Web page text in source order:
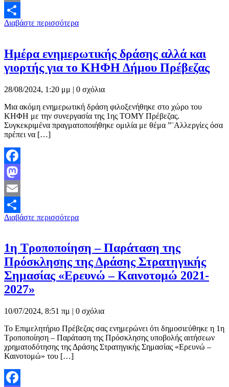
Email
Μοιραστείτε
Διαβάστε περισσότερα
Ημέρα ενημερωτικής δράσης αλλά και
γιορτής για το ΚΗΦΗ Δήμου Πρέβεζας
28/08/2024, 1:20 μμ | 0 σχόλια
Μια ακόμη ενημερωτική δράση φιλοξενήθηκε στο χώρο του
ΚΗΦΗ με την συνεργασία της 1ης ΤΟΜΥ Πρέβεζας.
Συγκεκριμένα πραγματοποιήθηκε ομιλία με θέμα ”¨Αλλεργίες όσα
πρέπει να […]
Facebook
Mastodon
Email
Μοιραστείτε
Διαβάστε περισσότερα
1η Τροποποίηση – Παράταση της
Πρόσκλησης της Δράσης Στρατηγικής
Σημασίας «Ερευνώ – Καινοτομώ 2021-
2027»
10/07/2024, 8:51 πμ | 0 σχόλια
Το Επιμελητήριο Πρέβεζας σας ενημερώνει ότι δημοσιεύθηκε η 1η
Τροποποίηση – Παράταση της Πρόσκλησης υποβολής αιτήσεων
χρηματοδότησης της Δράσης Στρατηγικής Σημασίας «Ερευνώ –
Καινοτομώ» του […]